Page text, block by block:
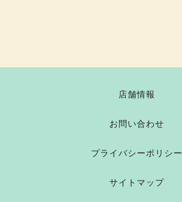
店舗情報
お問い合わせ
プライバシーポリシー
サイトマップ